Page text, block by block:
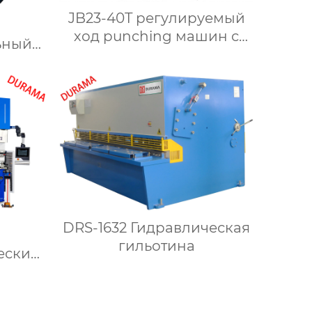
JB23-40T регулируемый
ход punching машин с
DRS-1632 Гидравлическая
гильотина